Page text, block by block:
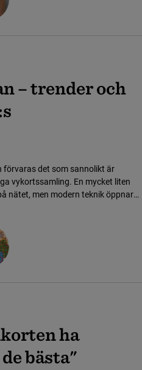
– trender och
förvaras det som sannolikt är
vykortssamling. En mycket liten
nätet, men modern teknik öppnar
ha
bästa"